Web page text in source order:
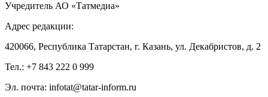
Учредитель АО «Татмедиа»
Адрес редакции:
420066, Республика Татарстан, г. Казань, ул. Декабристов, д. 2
Тел.: +7 843 222 0 999
Эл. почта: infotat@tatar-inform.ru